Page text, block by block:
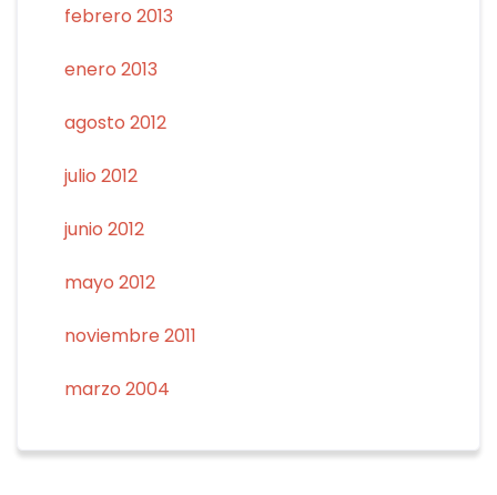
febrero 2013
enero 2013
agosto 2012
julio 2012
junio 2012
mayo 2012
noviembre 2011
marzo 2004